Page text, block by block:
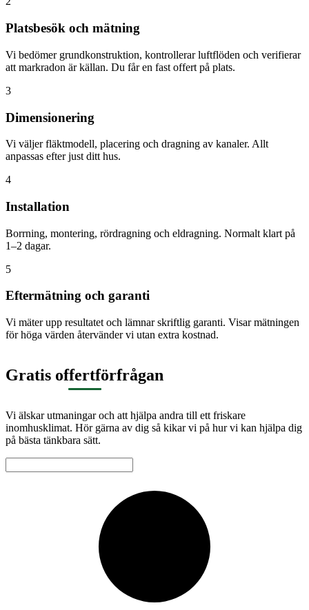
Platsbesök och mätning
Vi bedömer grundkonstruktion, kontrollerar luftflöden och verifierar
att markradon är källan. Du får en fast offert på plats.
3
Dimensionering
Vi väljer fläktmodell, placering och dragning av kanaler. Allt
anpassas efter just ditt hus.
4
Installation
Borrning, montering, rördragning och eldragning. Normalt klart på
1–2 dagar.
5
Eftermätning och garanti
Vi mäter upp resultatet och lämnar skriftlig garanti. Visar mätningen
för höga värden återvänder vi utan extra kostnad.
Gratis offertförfrågan
Vi älskar utmaningar och att hjälpa andra till ett friskare
inomhusklimat. Hör gärna av dig så kikar vi på hur vi kan hjälpa dig
på bästa tänkbara sätt.